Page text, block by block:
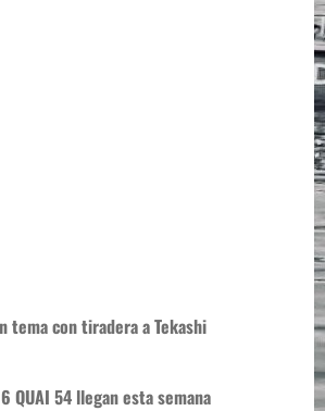
tema con tiradera a Tekashi
QUAI 54 llegan esta semana